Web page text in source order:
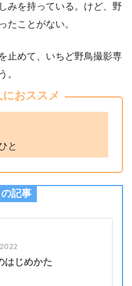
みを持っている。けど、野
たことがない。
止めて、いちど野鳥撮影専
。
おススメ
と
記事
はじめかた